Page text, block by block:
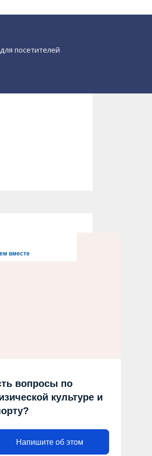
посетителей
вместе
вопросы по
культуре и
Напишите об этом